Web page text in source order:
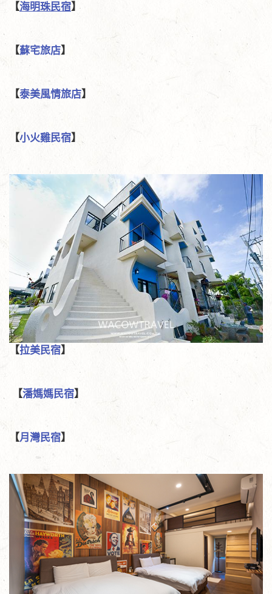
【海明珠民宿】
【蘇宅旅店】
【泰美風情旅店】
【小火雞民宿​】
【拉美民宿】
【潘媽媽民宿】
【月灣民宿】